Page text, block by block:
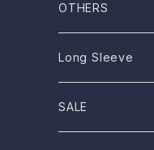
OTHERS
STICKER
クッションカバー
Long Sleeve
SALE